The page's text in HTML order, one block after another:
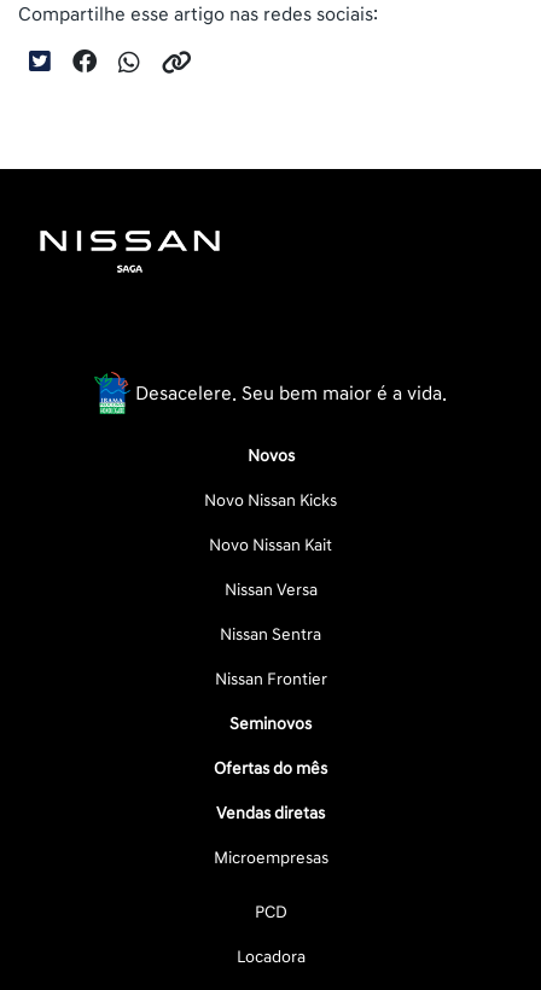
Compartilhe esse artigo nas redes sociais:
Desacelere. Seu bem maior é a vida.
Novos
Novo Nissan Kicks
Novo Nissan Kait
Nissan Versa
Nissan Sentra
Nissan Frontier
Seminovos
Ofertas do mês
Vendas diretas
Microempresas
PCD
Locadora